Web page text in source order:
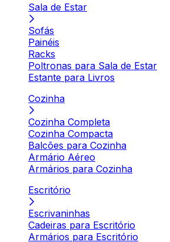
Sala de Estar
Sofás
Painéis
Racks
Poltronas para Sala de Estar
Estante para Livros
Cozinha
Cozinha Completa
Cozinha Compacta
Balcões para Cozinha
Armário Aéreo
Armários para Cozinha
Escritório
Escrivaninhas
Cadeiras para Escritório
Armários para Escritório